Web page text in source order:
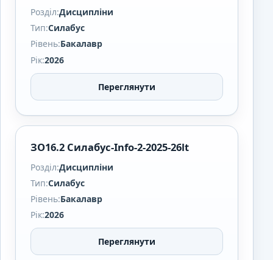
Розділ:Дисципліни
Тип:Силабус
Рівень:Бакалавр
Рік:2026
Переглянути
ЗО16.2 Силабус-Info-2-2025-26lt
Розділ:Дисципліни
Тип:Силабус
Рівень:Бакалавр
Рік:2026
Переглянути